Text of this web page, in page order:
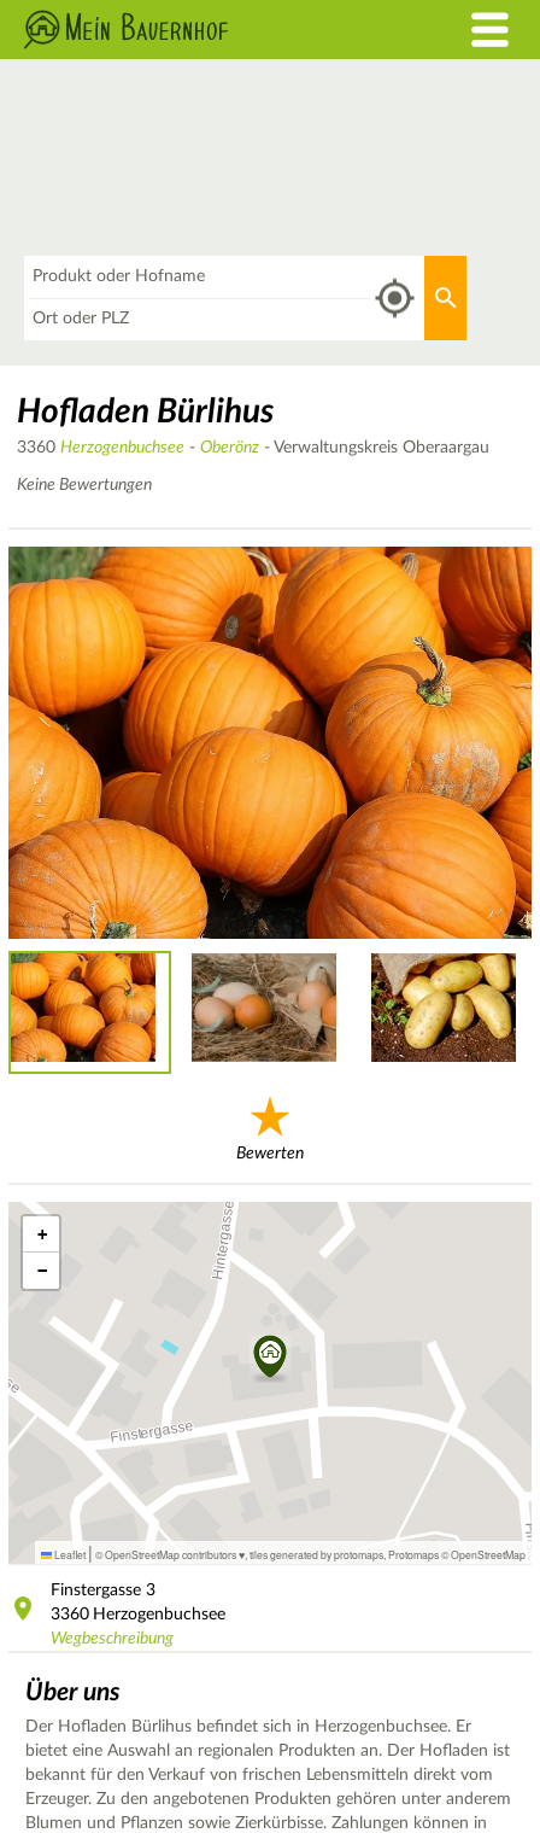
Hofladen Bürlihus
3360 Herzogenbuchsee - Oberönz - Verwaltungskreis Oberaargau
Keine Bewertungen
Bewerten
+
−
Leaflet | © OpenStreetMap contributors ♥, tiles generated by protomaps Protomaps©OpenStreetMap
Finstergasse 3
3360 Herzogenbuchsee
Wegbeschreibung
Über uns
Der Hofladen Bürlihus befindet sich in Herzogenbuchsee. Er
bietet eine Auswahl an regionalen Produkten an. Der Hofladen ist
bekannt für den Verkauf von frischen Lebensmitteln direkt vom
Erzeuger. Zu den angebotenen Produkten gehören unter anderem
Blumen und Pflanzen sowie Zierkürbisse. Zahlungen können in